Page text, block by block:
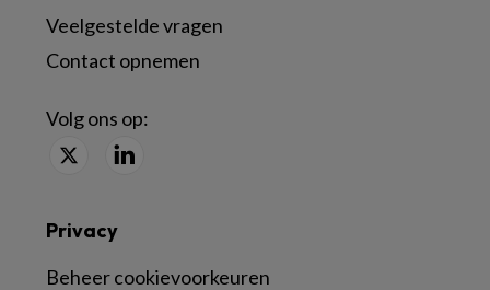
Veelgestelde vragen
Contact opnemen
Volg ons op:
Privacy
Beheer cookievoorkeuren